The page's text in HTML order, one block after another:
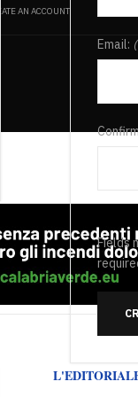
AN ACCOUNT
Email:
Fields